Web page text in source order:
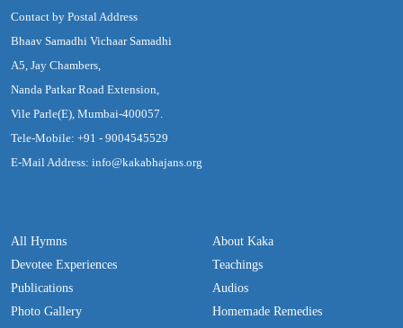
Contact by Postal Address
Bhaav Samadhi Vichaar Samadhi
A5, Jay Chambers,
Nanda Patkar Road Extension,
Vile Parle(E), Mumbai-400057.
Tele-Mobile: +91 - 9004545529
E-Mail Address: info@kakabhajans.org
All Hymns
Devotee Experiences
Publications
Photo Gallery
About Kaka
Teachings
Audios
Homemade Remedies